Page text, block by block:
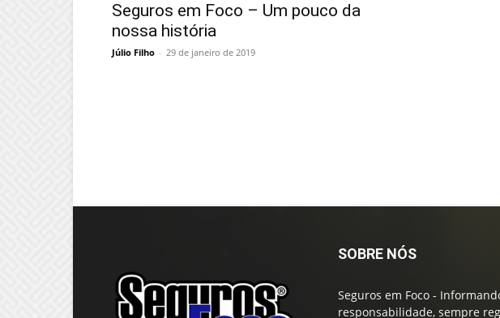
Seguros em Foco – Um pouco da
nossa história
Júlio Filho - 29 de janeiro de 2019
SOBRE NÓS
Seguros em Foco -
responsabilidade, sempre